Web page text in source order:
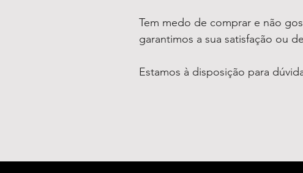
Tem medo de comprar e não
garantimos a sua satisfação ou
Estamos à disposição para